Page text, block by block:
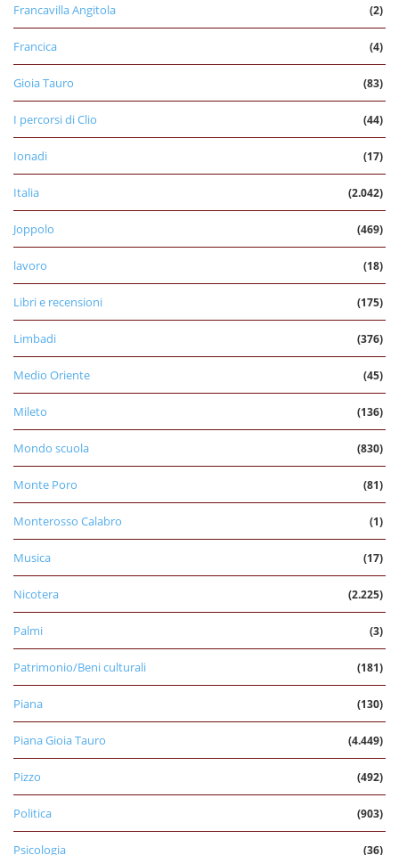
Francavilla Angitola (2)
Francica (4)
Gioia Tauro (83)
I percorsi di Clio (44)
Ionadi (17)
Italia (2.042)
Joppolo (469)
lavoro (18)
Libri e recensioni (175)
Limbadi (376)
Medio Oriente (45)
Mileto (136)
Mondo scuola (830)
Monte Poro (81)
Monterosso Calabro (1)
Musica (17)
Nicotera (2.225)
Palmi (3)
Patrimonio/Beni culturali (181)
Piana (130)
Piana Gioia Tauro (4.449)
Pizzo (492)
Politica (903)
Psicologia (36)